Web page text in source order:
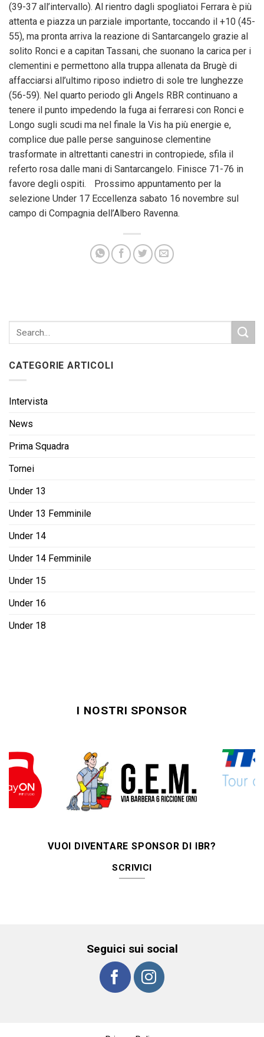
(39-37 all’intervallo). Al rientro dagli spogliatoi Ferrara è più
attenta e piazza un parziale importante, toccando il +10 (45-
55), ma pronta arriva la reazione di Santarcangelo grazie al
solito Ronci e a capitan Tassani, che suonano la carica per i
clementini e permettono alla truppa allenata da Brugè di
affacciarsi all’ultimo riposo indietro di sole tre lunghezze
(56-59). Nel quarto periodo gli Angels RBR continuano a
tenere il punto impedendo la fuga ai ferraresi con Ronci e
Longo sugli scudi ma nel finale la Vis ha più energie e,
complice due palle perse sanguinose clementine
trasformate in altrettanti canestri in contropiede, sfila il
referto rosa dalle mani di Santarcangelo. Finisce 71-76 in
favore degli ospiti. Prossimo appuntamento per la
selezione Under 17 Eccellenza sabato 16 novembre sul
campo di Compagnia dell’Albero Ravenna.
CATEGORIE ARTICOLI
Intervista
News
Prima Squadra
Tornei
Under 13
Under 13 Femminile
Under 14
Under 14 Femminile
Under 15
Under 16
Under 18
I NOSTRI SPONSOR
VUOI DIVENTARE SPONSOR DI IBR?
SCRIVICI
Seguici sui social